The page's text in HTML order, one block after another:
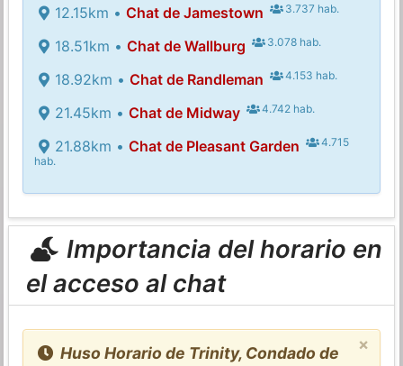
12.15km • Chat de Jamestown 3.737 hab.
18.51km • Chat de Wallburg 3.078 hab.
18.92km • Chat de Randleman 4.153 hab.
21.45km • Chat de Midway 4.742 hab.
21.88km • Chat de Pleasant Garden
4.715
hab.
Importancia del horario en
el acceso al chat
×
Huso Horario de Trinity, Condado de